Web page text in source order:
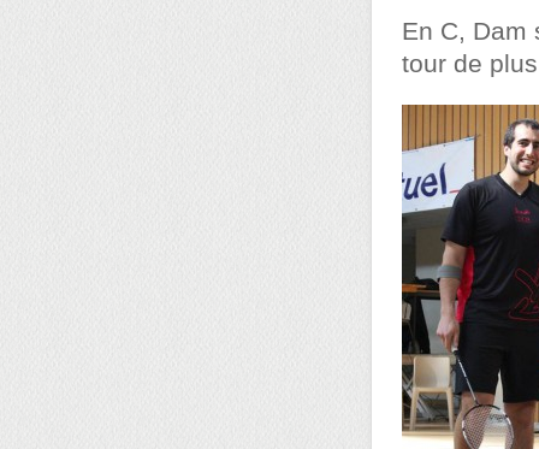
En C, Dam
tour de